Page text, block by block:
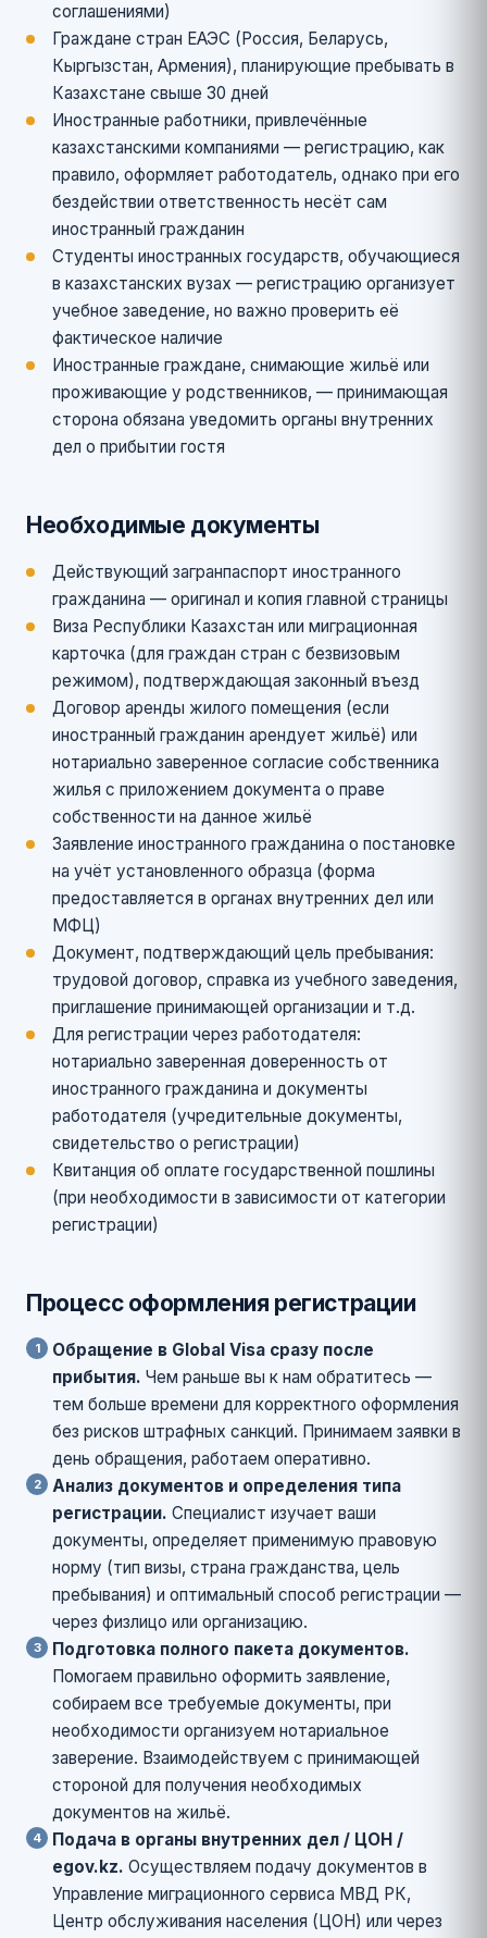
соглашениями)
Граждане стран ЕАЭС (Россия, Беларусь,
Кыргызстан, Армения), планирующие пребывать в
Казахстане свыше 30 дней
Иностранные работники, привлечённые
казахстанскими компаниями — регистрацию, как
правило, оформляет работодатель, однако при его
бездействии ответственность несёт сам
иностранный гражданин
Студенты иностранных государств, обучающиеся
в казахстанских вузах — регистрацию организует
учебное заведение, но важно проверить её
фактическое наличие
Иностранные граждане, снимающие жильё или
проживающие у родственников, — принимающая
сторона обязана уведомить органы внутренних
дел о прибытии гостя
Необходимые документы
Действующий загранпаспорт иностранного
гражданина — оригинал и копия главной страницы
Виза Республики Казахстан или миграционная
карточка (для граждан стран с безвизовым
режимом), подтверждающая законный въезд
Договор аренды жилого помещения (если
иностранный гражданин арендует жильё) или
нотариально заверенное согласие собственника
жилья с приложением документа о праве
собственности на данное жильё
Заявление иностранного гражданина о постановке
на учёт установленного образца (форма
предоставляется в органах внутренних дел или
МФЦ)
Документ, подтверждающий цель пребывания:
трудовой договор, справка из учебного заведения,
приглашение принимающей организации и т.д.
Для регистрации через работодателя:
нотариально заверенная доверенность от
иностранного гражданина и документы
работодателя (учредительные документы,
свидетельство о регистрации)
Квитанция об оплате государственной пошлины
(при необходимости в зависимости от категории
регистрации)
Процесс оформления регистрации
Обращение в Global Visa сразу после
прибытия. Чем раньше вы к нам обратитесь —
тем больше времени для корректного оформления
без рисков штрафных санкций. Принимаем заявки в
день обращения, работаем оперативно.
Анализ документов и определения типа
регистрации. Специалист изучает ваши
документы, определяет применимую правовую
норму (тип визы, страна гражданства, цель
пребывания) и оптимальный способ регистрации —
через физлицо или организацию.
Подготовка полного пакета документов.
Помогаем правильно оформить заявление,
собираем все требуемые документы, при
необходимости организуем нотариальное
заверение. Взаимодействуем с принимающей
стороной для получения необходимых
документов на жильё.
Подача в органы внутренних дел / ЦОН /
egov.kz. Осуществляем подачу документов в
Управление миграционного сервиса МВД РК,
Центр обслуживания населения (ЦОН) или через